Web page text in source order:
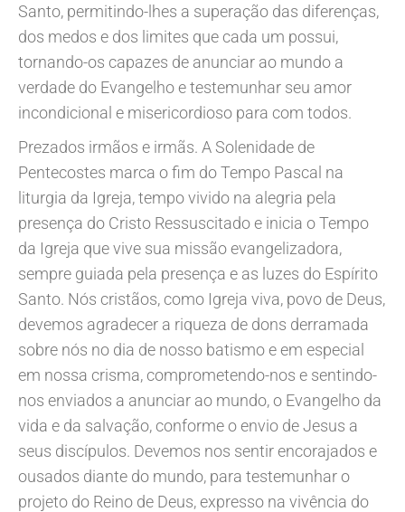
Santo, permitindo-lhes a superação das diferenças,
dos medos e dos limites que cada um possui,
tornando-os capazes de anunciar ao mundo a
verdade do Evangelho e testemunhar seu amor
incondicional e misericordioso para com todos.
Prezados irmãos e irmãs. A Solenidade de
Pentecostes marca o fim do Tempo Pascal na
liturgia da Igreja, tempo vivido na alegria pela
presença do Cristo Ressuscitado e inicia o Tempo
da Igreja que vive sua missão evangelizadora,
sempre guiada pela presença e as luzes do Espírito
Santo. Nós cristãos, como Igreja viva, povo de Deus,
devemos agradecer a riqueza de dons derramada
sobre nós no dia de nosso batismo e em especial
em nossa crisma, comprometendo-nos e sentindo-
nos enviados a anunciar ao mundo, o Evangelho da
vida e da salvação, conforme o envio de Jesus a
seus discípulos. Devemos nos sentir encorajados e
ousados diante do mundo, para testemunhar o
projeto do Reino de Deus, expresso na vivência do